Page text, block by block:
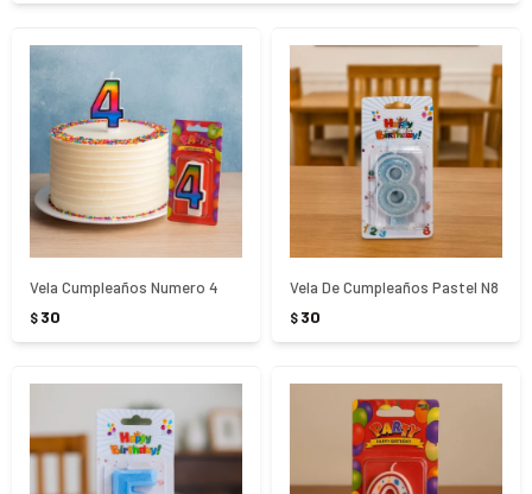
Vela Cumpleaños Numero 4
$ 30
Vela De Cumpleaños Pastel N8
$ 30